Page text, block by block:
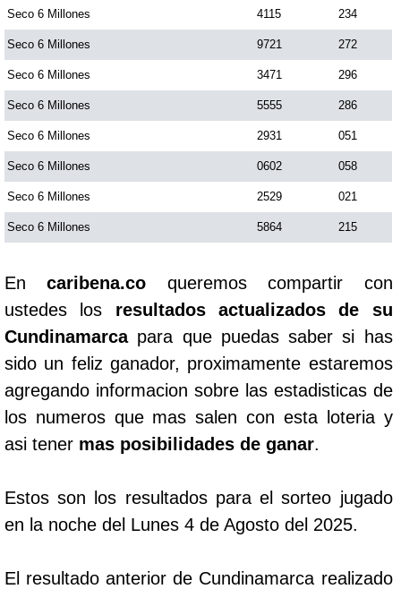
Seco 6 Millones 4115 234
Seco 6 Millones 9721 272
Seco 6 Millones 3471 296
Seco 6 Millones 5555 286
Seco 6 Millones 2931 051
Seco 6 Millones 0602 058
Seco 6 Millones 2529 021
Seco 6 Millones 5864 215
Encaribena.co queremos compartir con
ustedes los resultados actualizados de su
Cundinamarcapara que puedas saber si has
sido un feliz ganador, proximamente estaremos
agregando informacion sobre las estadisticas de
los numeros que mas salen con esta loteria y
asi tener mas posibilidades de ganar.
Estos son los resultados para el sorteo jugado
en la noche del Lunes 4 de Agosto del 2025.
El resultado anterior de Cundinamarca realizado